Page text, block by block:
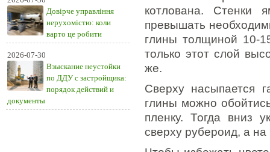
Довірче управління
нерухомістю: коли
варто це робити
2026-07-30
Взыскание неустойки
по ДДУ с застройщика:
порядок действий и
документы
котлована.
превышать
глины толщиной 10-
только этот слой
же.
Сверху насыпается
глины можно
пленку. Тогда вниз
сверху рубероид, а на